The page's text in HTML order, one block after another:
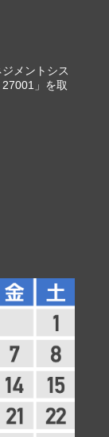
メントシス
」を取